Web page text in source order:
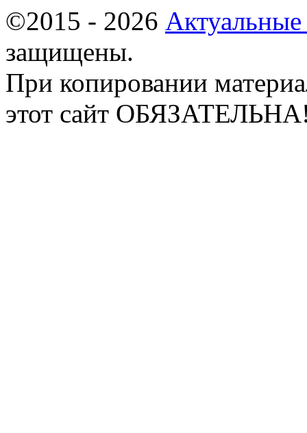
©2015 - 2026
защищены.
При копировании
этот сайт